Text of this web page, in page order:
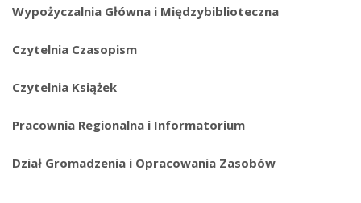
Wypożyczalnia Główna i Międzybiblioteczna
Czytelnia Czasopism
Czytelnia Książek
Pracownia Regionalna i Informatorium
Dział Gromadzenia i Opracowania Zasobów